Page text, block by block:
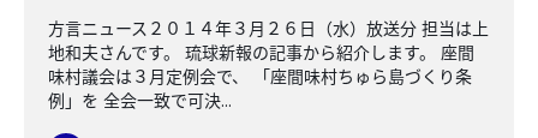
方言ニュース２０１４年３月２６日（水）放送分 担当は上
地和夫さんです。 琉球新報の記事から紹介します。 座間
味村議会は３月定例会で、 「座間味村ちゅら島づくり条
例」を 全会一致で可決...